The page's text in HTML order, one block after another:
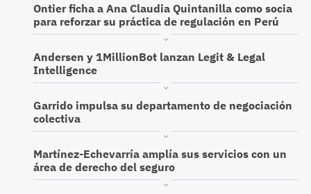
Ontier ficha a Ana Claudia Quintanilla como socia
para reforzar su práctica de regulación en Perú
Andersen y 1MillionBot lanzan Legit & Legal
Intelligence
Garrido impulsa su departamento de negociación
colectiva
Martínez-Echevarría amplía sus servicios con un
área de derecho del seguro